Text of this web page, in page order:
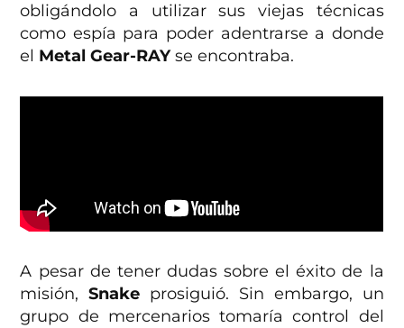
obligándolo a utilizar sus viejas técnicas
como espía para poder adentrarse a donde
el Metal Gear-RAYse encontraba.
A pesar de tener dudas sobre el éxito de la
misión,Snake prosiguió. Sin embargo, un
grupo de mercenarios tomaría control del